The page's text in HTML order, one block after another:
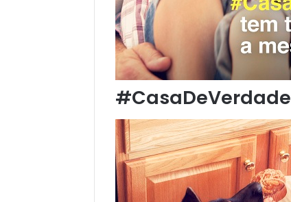
#CasaDeVerdade